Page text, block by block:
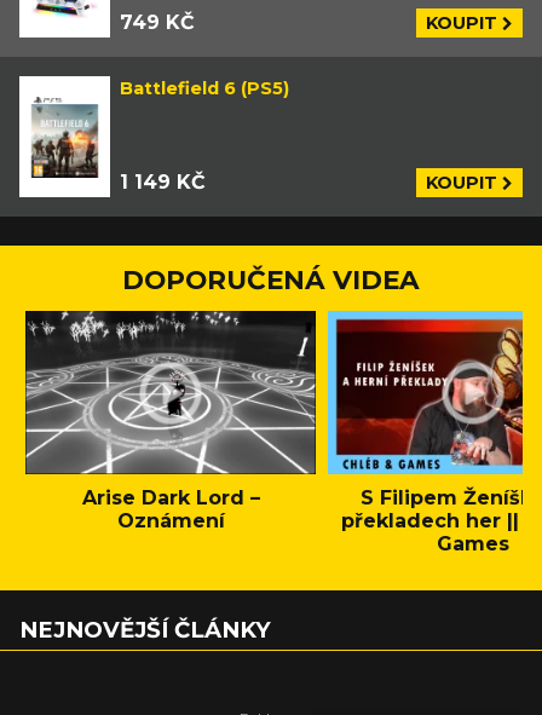
749 KČ KOUPIT
Battlefield 6 (PS5)
1 149 KČ KOUPIT
DOPORUČENÁ VIDEA
Arise Dark Lord –
Oznámení
S Filipem
překladech her ||
Games
NEJNOVĚJŠÍ ČLÁNKY